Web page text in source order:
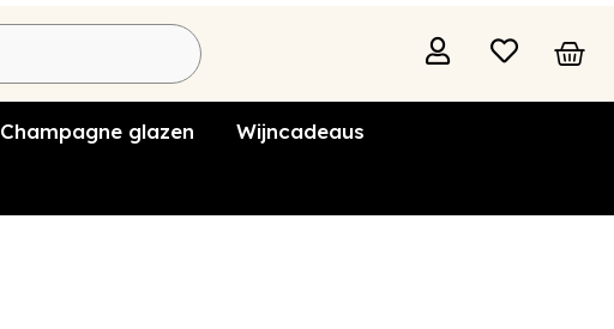
Champagne glazen Wijncadeaus